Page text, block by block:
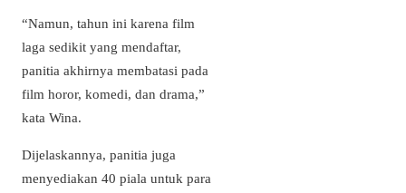
“Namun, tahun ini karena film
laga sedikit yang mendaftar,
panitia akhirnya membatasi pada
film horor, komedi, dan drama,”
kata Wina.
Dijelaskannya, panitia juga
menyediakan 40 piala untuk para